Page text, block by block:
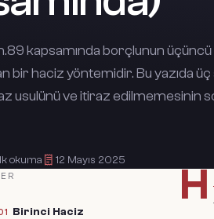
kapsamında borçlunun
bir haciz yöntemidir. Bu yazıda üç
usulünü ve itiraz edilmemesinin
okuma 12 Mayıs 2025
Birinci Haciz
H